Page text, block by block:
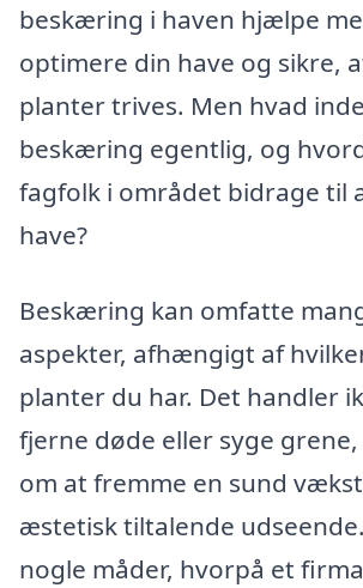
beskæring i haven hjælpe
optimere din have og sikre,
planter trives. Men hvad
beskæring egentlig, og
fagfolk i området bidrage til
have?
Beskæring kan omfatte
aspekter, afhængigt af
planter du har. Det handler
fjerne døde eller syge
om at fremme en sund
æstetisk tiltalende
nogle måder, hvorpå et